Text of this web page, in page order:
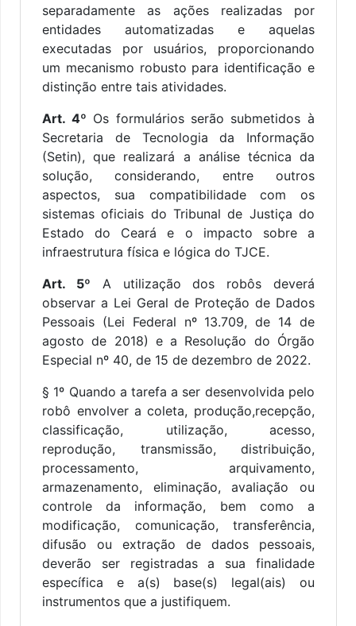
separadamente as ações realizadas por
entidades automatizadas e aquelas
executadas por usuários, proporcionando
um mecanismo robusto para identificação e
distinção entre tais atividades.
Art. 4º Os formulários serão submetidos à
Secretaria de Tecnologia da Informação
(Setin), que realizará a análise técnica da
solução, considerando, entre outros
aspectos, sua compatibilidade com os
sistemas oficiais do Tribunal de Justiça do
Estado do Ceará e o impacto sobre a
infraestrutura física e lógica do TJCE.
Art. 5º A utilização dos robôs deverá
observar a Lei Geral de Proteção de Dados
Pessoais (Lei Federal nº 13.709, de 14 de
agosto de 2018) e a Resolução do Órgão
Especial nº 40, de 15 de dezembro de 2022.
§ 1º Quando a tarefa a ser desenvolvida pelo
robô envolver a coleta, produção,recepção,
classificação, utilização, acesso,
reprodução, transmissão, distribuição,
processamento, arquivamento,
armazenamento, eliminação, avaliação ou
controle da informação, bem como a
modificação, comunicação, transferência,
difusão ou extração de dados pessoais,
deverão ser registradas a sua finalidade
específica e a(s) base(s) legal(ais) ou
instrumentos que a justifiquem.